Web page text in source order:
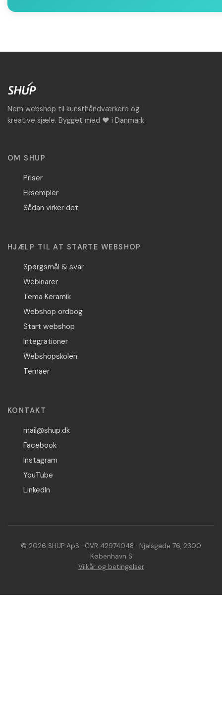
Nem webshop til kunsthåndværkere og
kreative sjæle. Bygget med ♥ i Danmark.
OM SHUP
Priser
Eksempler
Sådan virker det
HJÆLP TIL AT STARTE WEBSHOP
Spørgsmål & svar
Webinarer
Tema Keramik
Webshop ordbog
Start webshop
Integrationer
Webshopskolen
Temaer
KONTAKT
mail@shup.dk
Facebook
Instagram
YouTube
LinkedIn
© 2026 SHUP ApS · CVR 42974048 · Njalsgade 76, 2300
København S
Vilkår og betingelser